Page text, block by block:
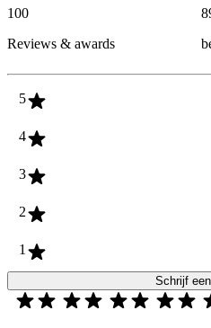
100
Reviews & awards
5
4
3
2
1
Schrijf